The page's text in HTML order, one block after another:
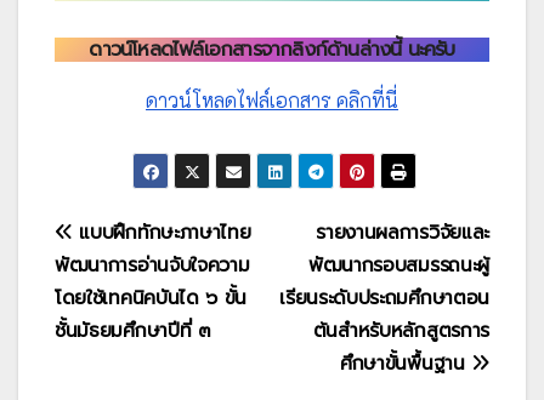
ดาวน์โหลดไฟล์เอกสารจากลิงก์ด้านล่างนี้ นะครับ
ดาวน์โหลดไฟล์เอกสาร คลิกที่นี่
แนะแนว
เรื่อง
รายงานผลการวิจัยและ
พัฒนากรอบสมรรถนะผู้
เรียนระดับประถมศึกษาตอน
ต้นสำหรับหลักสูตรการ
ศึกษาขั้นพื้นฐาน
แบบฝึกทักษะภาษาไทย
พัฒนาการอ่านจับใจความ
โดยใช้เทคนิคบันได ๖ ขั้น
ชั้นมัธยมศึกษาปีที่ ๓